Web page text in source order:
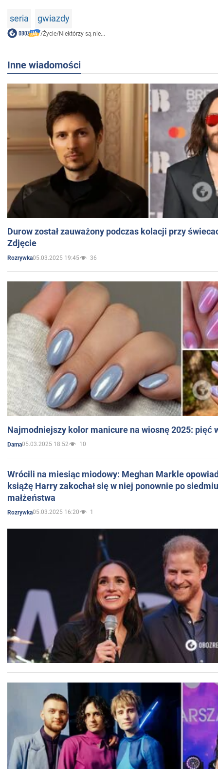
seria gwiazdy
/Życie/Niektórzy są nie...
Inne wiadomości
Durow został zauważony podczas kolacji przy
Zdjęcie
Rozrywka05.03.2025 19:45 36
Najmodniejszy kolor manicure na wiosnę 2025: pięć
Dama05.03.2025 18:52 10
Wrócili na miesiąc miodowy: Meghan Markle
książę Harry zakochał się w niej ponownie po
małżeństwa
Rozrywka05.03.2025 16:20 1